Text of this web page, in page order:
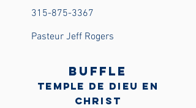
315-875-3367
Pasteur Jeff Rogers
Buffle
Temple de Dieu en
Christ